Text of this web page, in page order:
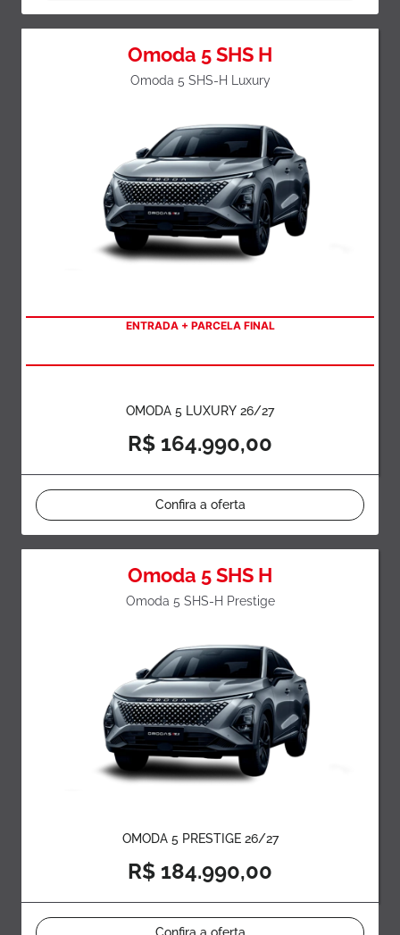
Omoda 5 SHS H
Omoda 5 SHS-H Luxury
ENTRADA + PARCELA FINAL
OMODA 5 LUXURY 26/27
R$ 164.990,00
Confira a oferta
Omoda 5 SHS H
Omoda 5 SHS-H Prestige
OMODA 5 PRESTIGE 26/27
R$ 184.990,00